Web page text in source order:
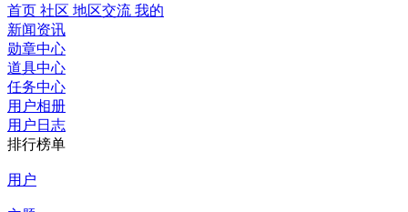
首页 社区 地区交流 我的
新闻资讯
勋章中心
道具中心
任务中心
用户相册
用户日志
排行榜单
用户